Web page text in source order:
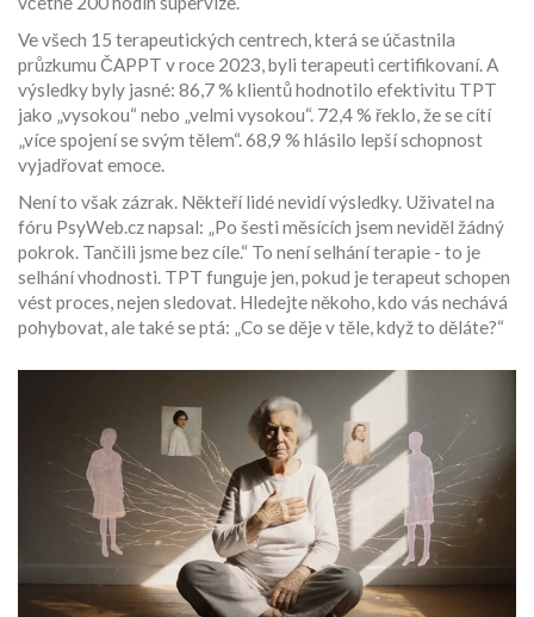
Ve všech 15 terapeutických centrech, která se účastnila
průzkumu ČAPPT v roce 2023, byli terapeuti certifikovaní. A
výsledky byly jasné: 86,7 % klientů hodnotilo efektivitu TPT
jako „vysokou“ nebo „velmi vysokou“. 72,4 % řeklo, že se cítí
„více spojení se svým tělem“. 68,9 % hlásilo lepší schopnost
vyjadřovat emoce.
Není to však zázrak. Někteří lidé nevidí výsledky. Uživatel na
fóru PsyWeb.cz napsal: „Po šesti měsících jsem neviděl žádný
pokrok. Tančili jsme bez cíle.“ To není selhání terapie - to je
selhání vhodnosti. TPT funguje jen, pokud je terapeut schopen
vést proces, nejen sledovat. Hledejte někoho, kdo vás nechává
pohybovat, ale také se ptá: „Co se děje v těle, když to děláte?“